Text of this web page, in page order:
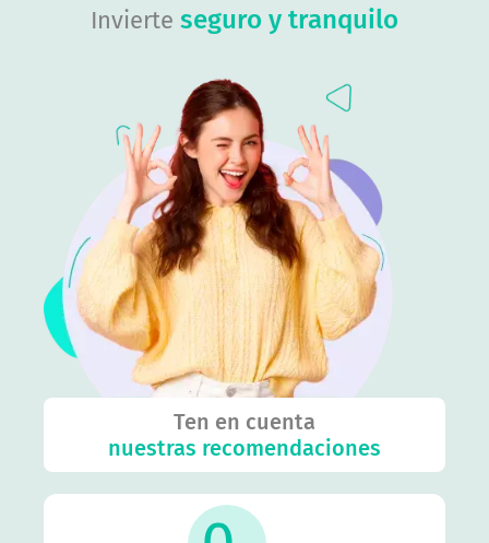
Invierte seguro y tranquilo
Ten en cuenta
nuestras recomendaciones